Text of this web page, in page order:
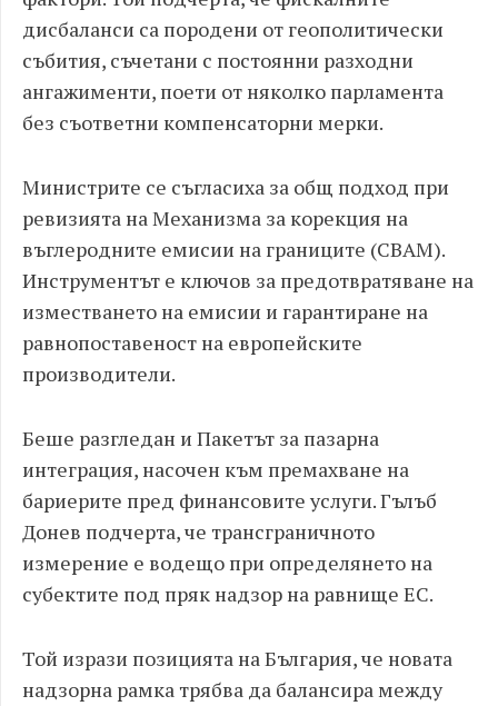
дисбаланси са породени от геополитически
събития, съчетани с постоянни разходни
ангажименти, поети от няколко парламента
без съответни компенсаторни мерки.
Министрите се съгласиха за общ подход при
ревизията на Механизма за корекция на
въглеродните емисии на границите (CBAM).
Инструментът е ключов за предотвратяване на
изместването на емисии и гарантиране на
равнопоставеност на европейските
производители.
Беше разгледан и Пакетът за пазарна
интеграция, насочен към премахване на
бариерите пред финансовите услуги. Гълъб
Донев подчерта, че трансграничното
измерение е водещо при определянето на
субектите под пряк надзор на равнище ЕС.
Той изрази позицията на България, че новата
надзорна рамка трябва да балансира между